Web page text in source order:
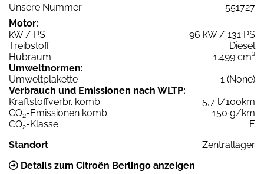
Unsere Nummer
551727
Motor:
kW / PS
96 kW / 131 PS
Treibstoff
Diesel
Hubraum
1.499 cm³
Umweltnormen:
Umweltplakette
1 (None)
Verbrauch und Emissionen nach WLTP:
Kraftstoffverbr. komb.
5,7 l/100km
CO2-Emissionen komb.
150 g/km
CO2-Klasse
E
Standort
Zentrallager
Details zum Citroën Berlingo anzeigen